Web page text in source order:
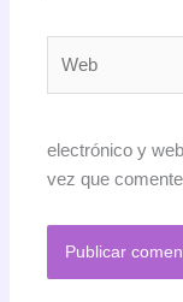
electrónico y
vez que